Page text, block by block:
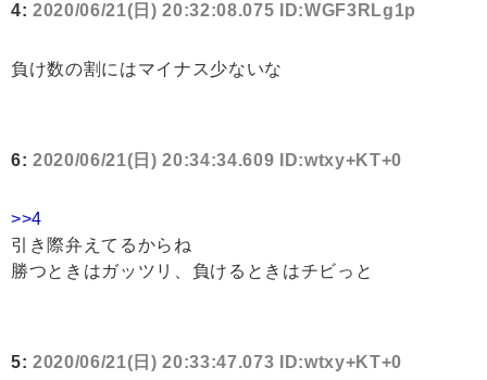
4: 2020/06/21(日) 20:32:08.075 ID:WGF3RLg1p
負け数の割にはマイナス少ないな
6: 2020/06/21(日) 20:34:34.609 ID:wtxy+KT+0
>>4
引き際弁えてるからね
勝つときはガッツリ、負けるときはチビっと
5: 2020/06/21(日) 20:33:47.073 ID:wtxy+KT+0